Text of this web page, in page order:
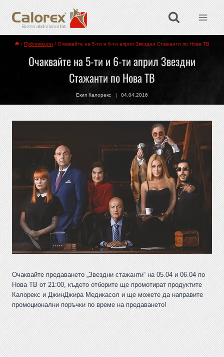
/ Публикации / Очаквайте на 5-ти и 6-ти април Звездни Стажанти по Нова ТВ
Очаквайте на 5-ти и 6-ти април Звездни
Стажанти по Нова ТВ
Екип Калорекс 04.04.2016
Очаквайте предаването „Звездни стажанти“ на 05.04 и 06.04 по
Нова ТВ от 21:00, където отборите ще промотират продуктите
Калорекс и ДжинДжира Медикасол и ще можете да направите
промоционални поръчки по време на предаването!